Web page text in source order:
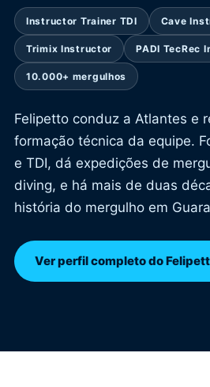
Instructor Trainer TDI Cave
Trimix Instructor PADI TecRec
10.000+ mergulhos
Felipetto conduz a Atlantes e
formação técnica da equipe.
e TDI, dá expedições de
diving, e há mais de duas
história do mergulho em
Ver perfil completo do